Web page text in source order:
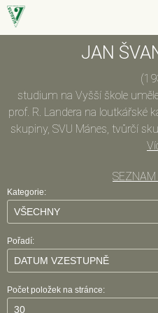
JAN
studium na Vyšší škole
prof. R. Landera na loutkářské
skupiny, SVU Mánes, tvůrčí
filmový výtvarník, scénograf,
keramiky (pod
filmu (animovanému,
vzájemným kombinacím);
klubu (Candide, Vychovatel,
spolupracoval s Divadlem
Johannes doktor Faust,
SEZNAM
Kategorie:
Pořadí:
Počet položek na stránce: